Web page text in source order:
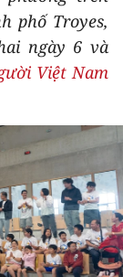
phố Troyes,
ngày 6 và
Việt Nam